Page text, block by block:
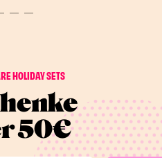
HOLIDAY SETS
50€